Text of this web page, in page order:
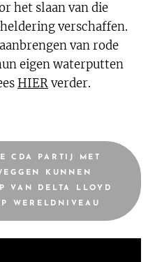
het slaan van die
verschaffen.
van rode
eigen waterputten
HIERverder.
CDA PARTIJ MET
KUNNEN
VAN DELTA LLOYD
WERELDNIVEAU